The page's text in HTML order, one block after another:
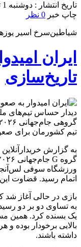
تاریخ انتشار : دوشنبه 1 تیر 1405 - 0:31
چاپ خبر 0 نظر
شیاطین‌سرخ اسیر
ایران
تاریخ‌سازی
دیدار حساس تیم‌های
تیم کشورمان برای
به گزارش خریدارآنلاین
ورزشگاه سوفی
اتمام رسید. قضاوت این
بازی در حالی آغاز شد
به تساوی دو بر دو
یک بسنده کرد. همین
بالایی برخودار بوده و
داشته باشند.